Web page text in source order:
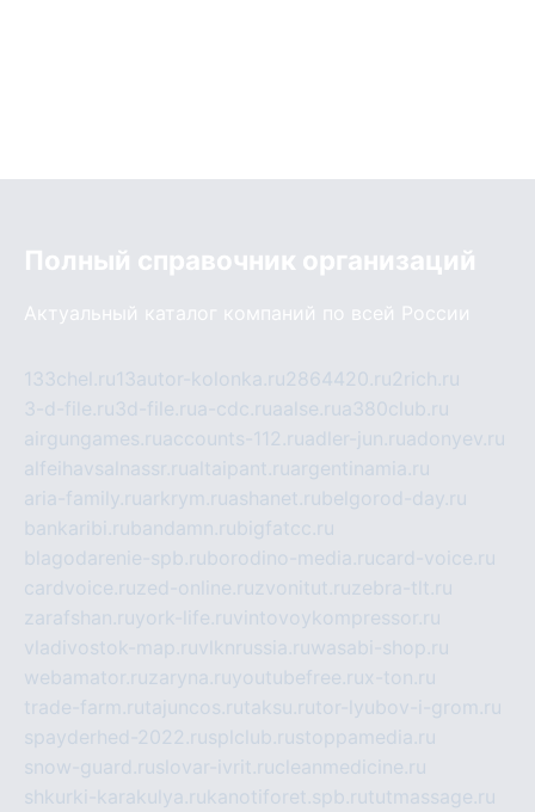
Полный справочник организаций
Актуальный каталог компаний по всей России
133chel.ru13autor-kolonka.ru2864420.ru2rich.ru
3-d-file.ru3d-file.rua-cdc.ruaalse.rua380club.ru
airgungames.ruaccounts-112.ruadler-jun.ruadonyev.ru
alfeihavsalnassr.rualtaipant.ruargentinamia.ru
aria-family.ruarkrym.ruashanet.rubelgorod-day.ru
bankaribi.rubandamn.rubigfatcc.ru
blagodarenie-spb.ruborodino-media.rucard-voice.ru
cardvoice.ruzed-online.ruzvonitut.ruzebra-tlt.ru
zarafshan.ruyork-life.ruvintovoykompressor.ru
vladivostok-map.ruvlknrussia.ruwasabi-shop.ru
webamator.ruzaryna.ruyoutubefree.rux-ton.ru
trade-farm.rutajuncos.rutaksu.rutor-lyubov-i-grom.ru
spayderhed-2022.rusplclub.rustoppamedia.ru
snow-guard.ruslovar-ivrit.rucleanmedicine.ru
shkurki-karakulya.rukanotiforet.spb.rututmassage.ru